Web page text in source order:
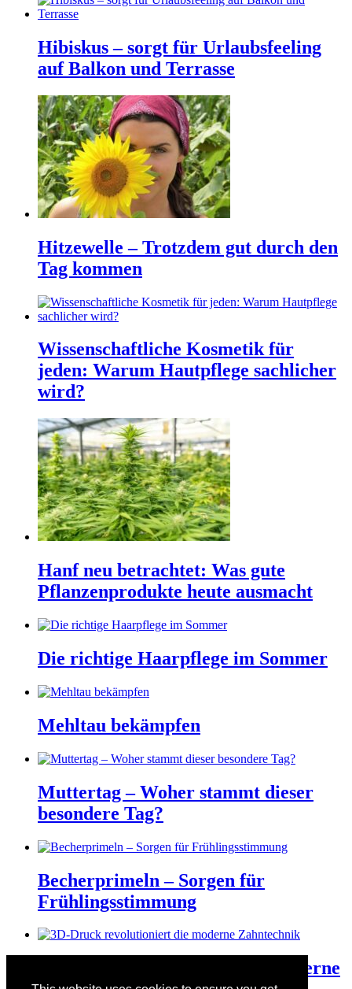
Hibiskus – sorgt für Urlaubsfeeling
auf Balkon und Terrasse
Hitzewelle – Trotzdem gut durch den
Tag kommen
Wissenschaftliche Kosmetik für
jeden: Warum Hautpflege sachlicher
wird?
Hanf neu betrachtet: Was gute
Pflanzenprodukte heute ausmacht
Die richtige Haarpflege im Sommer
Mehltau bekämpfen
Muttertag – Woher stammt dieser
besondere Tag?
Becherprimeln – Sorgen für
Frühlingsstimmung
3D-Druck revolutioniert die moderne